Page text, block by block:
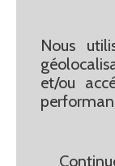
Nous
et/ou